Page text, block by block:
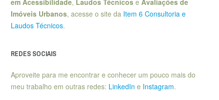
em Acessibilidade, Laudos Técnicos e Avaliações de
Imóveis Urbanos, acesse o site da Item 6 Consultoria e
Laudos Técnicos.
REDES SOCIAIS
Aproveite para me encontrar e conhecer um pouco mais do
meu trabalho em outras redes: LinkedIn e Instagram.